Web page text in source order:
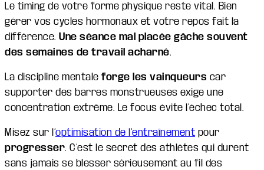
Le timing de votre forme physique reste vital. Bien
gérer vos cycles hormonaux et votre repos fait la
différence. Une séance mal placée gâche souvent
des semaines de travail acharné.
La discipline mentale forge les vainqueurs car
supporter des barres monstrueuses exige une
concentration extrême. Le focus évite l’échec total.
Misez sur l’optimisation de l’entraînement pour
progresser. C’est le secret des athlètes qui durent
sans jamais se blesser sérieusement au fil des